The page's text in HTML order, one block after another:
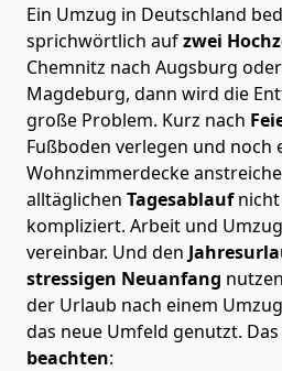
Ein Umzug in Deutschland
sprichwörtlich aufzwei
Chemnitz nach Augsburg
Magdeburg, dann wird die
große Problem. Kurz nach
Fußboden verlegen und noch
Wohnzimmerdecke
alltäglichen Tagesablauf
kompliziert. Arbeit und
vereinbar. Und den
stressigen Neuanfang
der Urlaub nach einem
das neue Umfeld genutzt.
beachten: